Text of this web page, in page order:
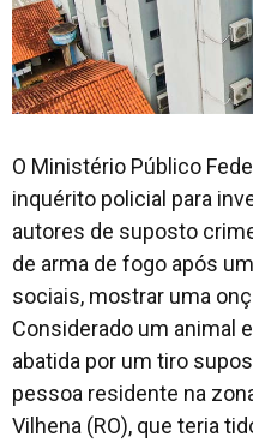
O Ministério Público
inquérito policial para
autores de suposto
de arma de fogo após
sociais, mostrar uma
Considerado um animal
abatida por um tiro
pessoa residente na
Vilhena (RO), que teria